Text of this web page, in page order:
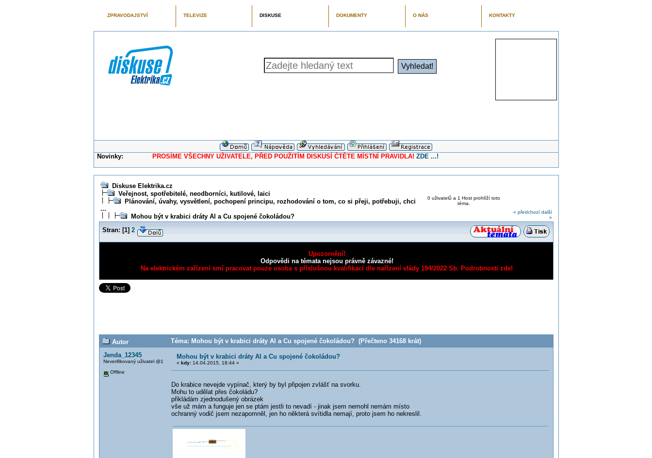
ZPRAVODAJSTVÍ TELEVIZE DISKUSE DOKUMENTY O NÁS KONTAKTY
Novinky: PROSÍME VŠECHNY UŽIVATELE, PŘED POUŽITÍM DISKUSÍ ČTĚTE MÍSTNÍ PRAVIDLA! ZDE ...!
Diskuse Elektrika.cz
Veřejnost, spotřebitelé, neodborníci, kutilové, laici
Plánování, úvahy, vysvětlení, pochopení principu, rozhodování o tom, co si přeji, potřebuji, chci
...
Mohou být v krabici dráty Al a Cu spojené čokoládou?
0 uživatelů a 1 Host prohlíží toto
téma.
« předchozí další
»
Stran: [1] 2
Upozornění!
Odpovědi na témata nejsou právně závazné!
Na elektrickém zařízení smí pracovat pouze osoba s příslušnou kvalifikací dle nařízení vlády 194/2022 Sb. Podrobnosti zde!
Autor
Téma: Mohou být v krabici dráty Al a Cu spojené čokoládou? (Přečteno 34168 krát)
Jenda_12345
Neverifikovaný uživatel @1
Offline
Mohou být v krabici dráty Al a Cu spojené čokoládou?
« kdy:14.04.2015, 18:44 »
Do krabice nevejde vypínač, který by byl připojen zvlášť na svorku.
Mohu to udělat přes čokoládu?
přikládám zjednodušený obrázek
vše už mám a funguje jen se ptám jestli to nevadí - jinak jsem nemohl nemám místo
ochranný vodič jsem nezapomněl, jen ho některá svítidla nemají, proto jsem ho nekreslil.